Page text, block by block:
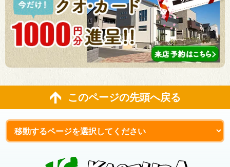
このページの先頭へ戻る